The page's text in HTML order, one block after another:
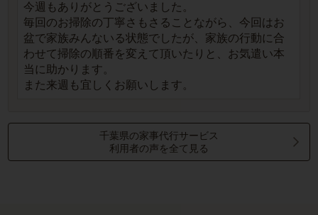
今週もありがとうございました。
毎回のお掃除の丁寧さもさることながら、今回はお
盆で家族みんないる状態でしたが、家族の行動に合
わせて掃除の順番を変えて頂いたりと、お気遣い本
当に助かります。
また来週も宜しくお願いします。
千葉県の家事代行サービス
利用者の声を全て見る